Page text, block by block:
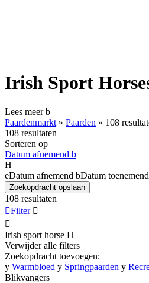
Irish Sport
Lees meerb
Paardenmarkt » Paarden » 108
108 resultaten
Sorteren op
Datum afnemend b
H
eDatum afnemend bDatum toenemend
Zoekopdracht opslaan
108 resultaten
Filter 

Irish sport horse H
Verwijder alle filters
Zoekopdracht toevoegen:
y Warmbloed y Springpaarden y
Blikvangers